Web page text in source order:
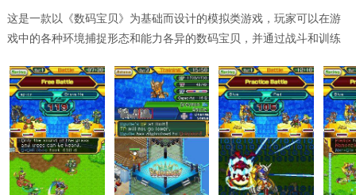
这是一款以《数码宝贝》为基础而设计的模拟类游戏，玩家可以在游
戏中的各种环境捕捉形态和能力各异的数码宝贝，并通过战斗和训练
如果你觉得宝贝的实力已经足够强了，那还不开始对战？游戏中的战
斗部分是以小队形式展开的，每队三只宝贝，活用它们的必杀技才能
获得最后的胜利！
游戏在画面上采用了NDS平台的最高水准，并且加入了大量可爱的动
漫元素与丰富的RPG道具，玩家们将会在这一小小的游戏中享受到数